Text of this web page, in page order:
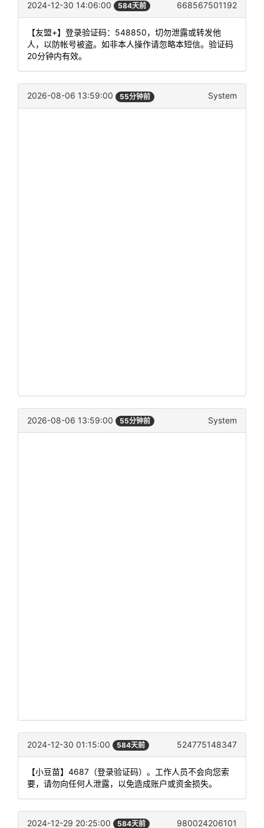
2024-12-30 14:06:00 584天前 668567501192
【友盟+】登录验证码：548850，切勿泄露或转发他
人，以防帐号被盗。如非本人操作请忽略本短信。验证码
20分钟内有效。
2026-08-06 13:59:00 55分钟前 System
2026-08-06 13:59:00 55分钟前 System
2024-12-30 01:15:00 584天前 524775148347
【小豆苗】4687（登录验证码）。工作人员不会向您索
要，请勿向任何人泄露，以免造成账户或资金损失。
2024-12-29 20:25:00 584天前 980024206101